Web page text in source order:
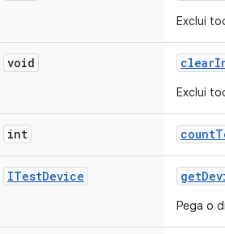
Exclui
void clear
Exclui
int count
ITestDevice get
Pega o